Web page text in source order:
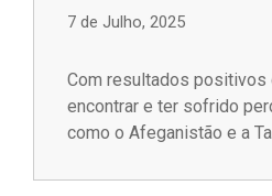
7 de Julho, 2025
Com resultados
encontrar e ter sofrido
como o Afeganistão e a